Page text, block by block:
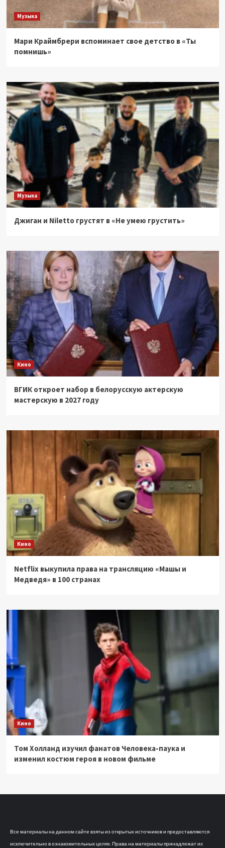
Музыка
Мари Краймбрери вспоминает свое детство в «Ты
помнишь»
Музыка
Джиган и Niletto грустят в «Не умею грустить»
Кино
ВГИК откроет набор в белорусскую актерскую
мастерскую в 2027 году
Кино
Netflix выкупила права на трансляцию «Машы и
Медведя» в 100 странах
Кино
Том Холланд изучил фанатов Человека-паука и
изменил костюм героя в новом фильме
Все материалы на данном сайте взяты из открытых источников и предоставляются
исключительно в ознакомительных целях. Права на материалы принадлежат их